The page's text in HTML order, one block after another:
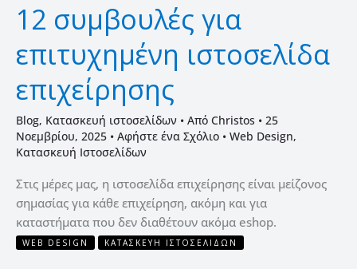
12 συμβουλές για
επιτυχημένη ιστοσελίδα
επιχείρησης
Blog, Κατασκευή ιστοσελίδων • Από Christos • 25
Νοεμβρίου, 2025 • Αφήστε ένα Σχόλιο • Web Design,
Κατασκευή Ιστοσελίδων
Στις μέρες μας, η ιστοσελίδα επιχείρησης είναι μείζονος
σημασίας για κάθε επιχείρηση, ακόμη και για
καταστήματα που δεν διαθέτουν ακόμα eshop.
WEB DESIGN ΚΑΤΑΣΚΕΥΉ ΙΣΤΟΣΕΛΊΔΩΝ